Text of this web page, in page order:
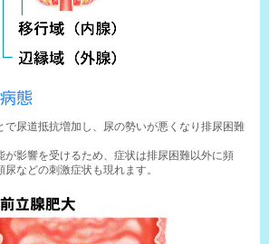
態
で尿道抵抗増加し、尿の勢いが悪くなり排尿困難
が影響を受けるため、症状は排尿困難以外に頻
などの刺激症状も現れます。